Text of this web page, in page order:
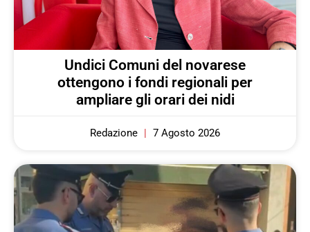
Undici Comuni del novarese
ottengono i fondi regionali per
ampliare gli orari dei nidi
Redazione 7 Agosto 2026